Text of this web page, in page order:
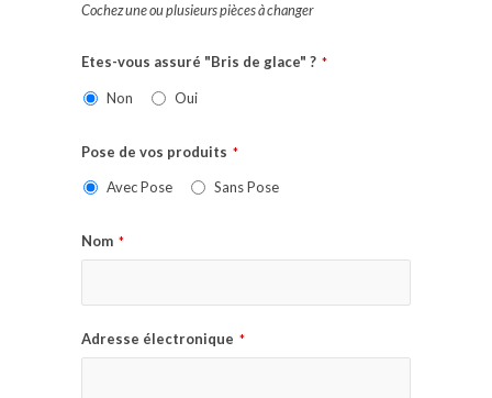
Cochez une ou plusieurs pièces à changer
Etes-vous assuré "Bris de glace" ? *
Non Oui
Pose de vos produits *
Avec Pose Sans Pose
Nom *
Adresse électronique *